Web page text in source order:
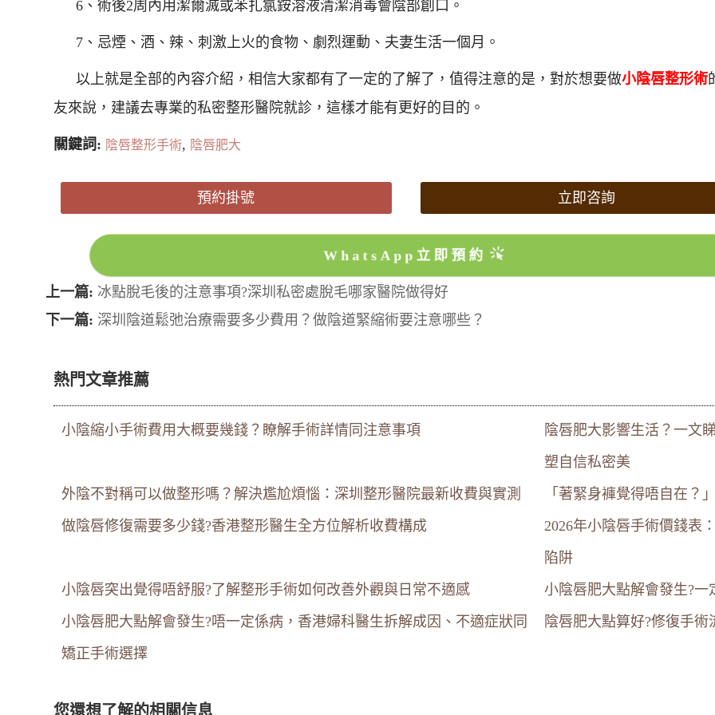
6、術後2周內用潔爾滅或苯扎氯銨溶液清潔消毒會陰部創口。
7、忌煙、酒、辣、刺激上火的食物、劇烈運動、夫妻生活一個月。
以上就是全部的內容介紹，相信大家都有了一定的了解了，值得注意的是，對於想要做小陰唇整形術
友來說，建議去專業的私密整形醫院就診，這樣才能有更好的目的。
關鍵詞: 陰唇整形手術, 陰唇肥大
預約掛號 立即咨詢
WhatsApp立即預約
上一篇: 冰點脫毛後的注意事項?深圳私密處脫毛哪家醫院做得好
下一篇: 深圳陰道鬆弛治療需要多少費用？做陰道緊縮術要注意哪些？
熱門文章推薦
小陰縮小手術費用大概要幾錢？瞭解手術詳情同注意事項
陰唇肥大影響生活？一文
塑自信私密美
外陰不對稱可以做整形嗎？解決尷尬煩惱：深圳整形醫院最新收費與實測
「著緊身褲覺得唔自在？
做陰唇修復需要多少錢?香港整形醫生全方位解析收費構成
2026年小陰唇手術價錢表
陷阱
小陰唇突出覺得唔舒服?了解整形手術如何改善外觀與日常不適感
小陰唇肥大點解會發生?
小陰唇肥大點解會發生?唔一定係病，香港婦科醫生拆解成因、不適症狀同
矯正手術選擇
陰唇肥大點算好?修復手
您還想了解的相關信息